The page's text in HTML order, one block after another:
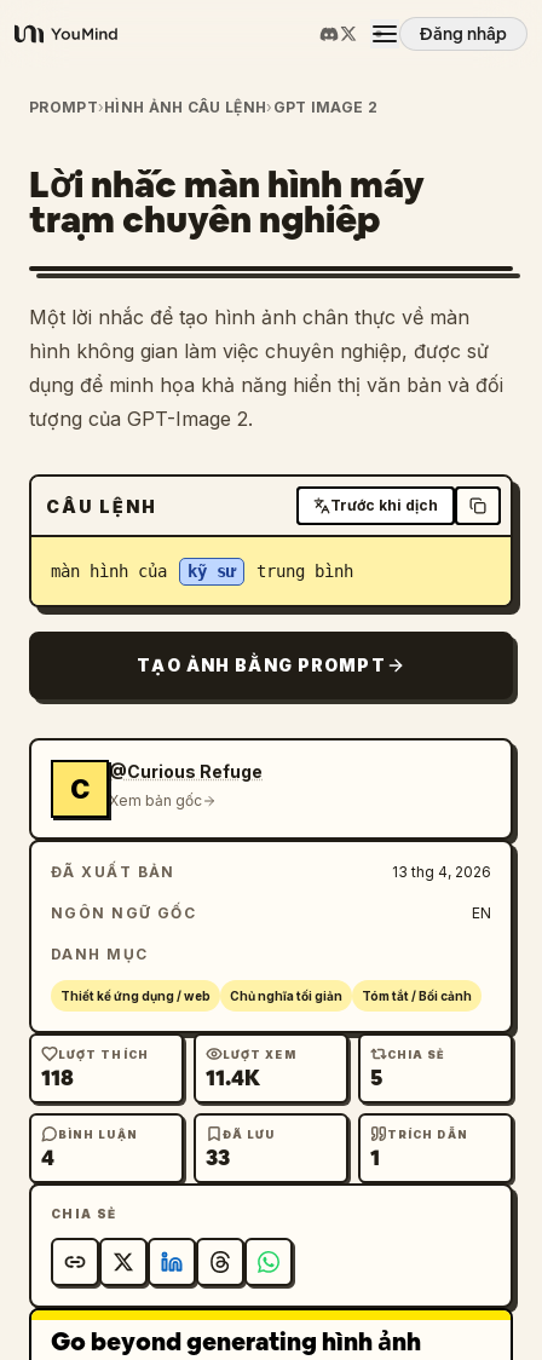
YouMind
Đăng nhập
Tổng quan
Các trường hợp sử dụng
Kỹ năng
Lời nhắc
Giá cả
Tải xuống
Blog
PROMPT›HÌNH ẢNH CÂU LỆNH› GPT IMAGE 2
Lời nhắc màn hình máy
trạm chuyên nghiệp
Một lời nhắc để tạo hình ảnh chân thực về màn
hình không gian làm việc chuyên nghiệp, được sử
dụng để minh họa khả năng hiển thị văn bản và đối
tượng của GPT-Image 2.
CÂU LỆNH Trước khi dịch
màn hình của kỹ sư trung bình
TẠO ẢNH BẰNG PROMPT
C
@Curious Refuge
Xem bản gốc
ĐÃ XUẤT BẢN 13 thg 4, 2026
NGÔN NGỮ GỐC EN
DANH MỤC
Thiết kế ứng dụng / web Chủ nghĩa tối giản Tóm tắt / Bối cảnh
LƯỢT THÍCH
118
LƯỢT XEM
11.4K
CHIA SẺ
5
BÌNH LUẬN
4
ĐÃ LƯU
33
TRÍCH DẪN
1
CHIA SẺ
Go beyond generating hình ảnh